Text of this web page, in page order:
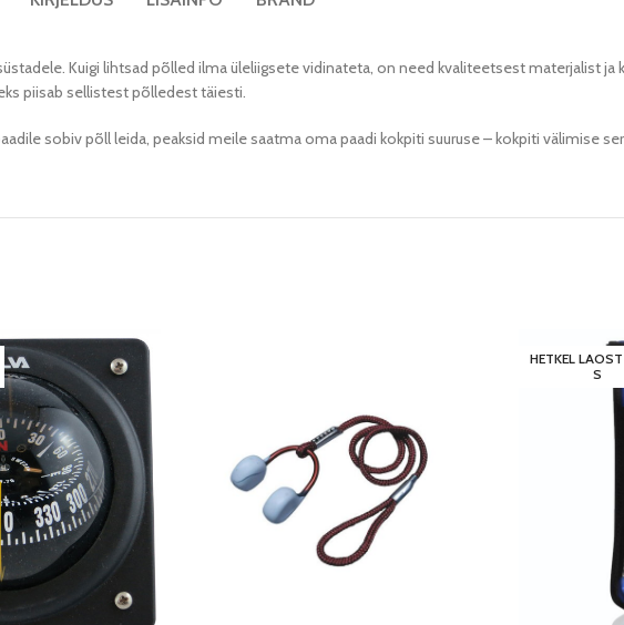
Kuigi lihtsad põlled ilma üleliigsete vidinateta, on need kvaliteetsest materjalist ja
piisab sellistest põlledest täiesti.
sobiv põll leida, peaksid meile saatma oma paadi kokpiti suuruse – kokpiti välimise
HETKEL
S